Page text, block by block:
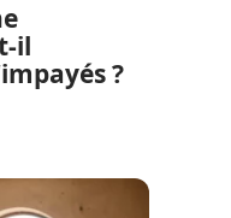
il
?